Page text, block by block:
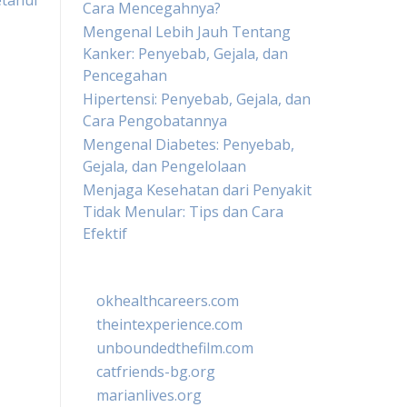
Cara Mencegahnya?
Mengenal Lebih Jauh Tentang
Kanker: Penyebab, Gejala, dan
Pencegahan
Hipertensi: Penyebab, Gejala, dan
Cara Pengobatannya
Mengenal Diabetes: Penyebab,
Gejala, dan Pengelolaan
Menjaga Kesehatan dari Penyakit
Tidak Menular: Tips dan Cara
Efektif
okhealthcareers.com
theintexperience.com
unboundedthefilm.com
catfriends-bg.org
marianlives.org